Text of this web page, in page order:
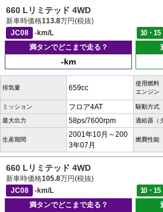
660 Lリミテッド 4WD
新車時価格113.8万円(税抜)
JC08
-km/L 10・15
満タンでどこまで走る？
-km
排気量 659cc
使用燃料
エンジン
ミッション フロア4AT 駆動方式
最大出力 58ps/7600rpm 過給器（
生産期間
2001年10月～200
3年07月
燃費性能
660 Lリミテッド 4WD
新車時価格105.8万円(税抜)
JC08
-km/L 10・15
満タンでどこまで走る？